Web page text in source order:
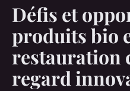
Défis et
produits bio
restauration
regard